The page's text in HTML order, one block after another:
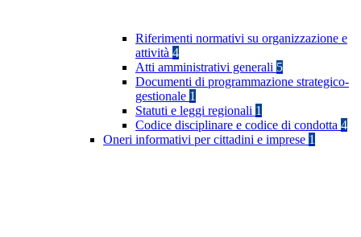
Riferimenti normativi su organizzazione e
attività 4
Atti amministrativi generali 5
Documenti di programmazione strategico-
gestionale 1
Statuti e leggi regionali 1
Codice disciplinare e codice di condotta 4
Oneri informativi per cittadini e imprese 1